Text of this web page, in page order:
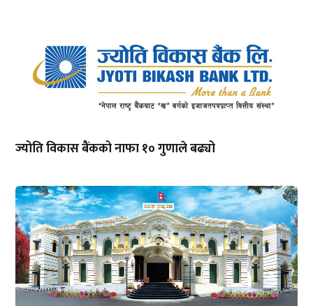
ज्योति विकास बैंकको नाफा १० गुणाले बढ्यो